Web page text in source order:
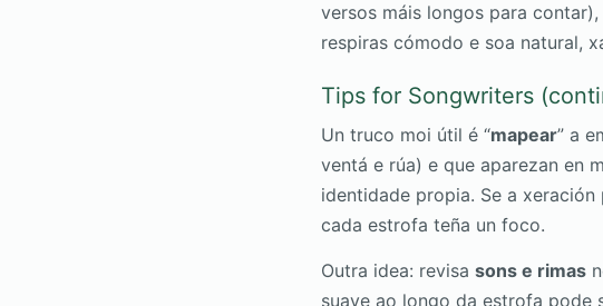
versos máis longos para
respiras cómodo e soa natural,
Tips for Songwriters
Un truco moi útil é “mapear” a
ventá e rúa) e que aparezan en
identidade propia. Se a
cada estrofa teña un foco.
Outra idea: revisa sons e rimas
suave ao longo da estrofa pode